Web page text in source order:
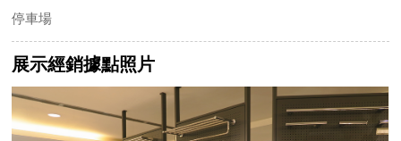
停車場
展示經銷據點照片